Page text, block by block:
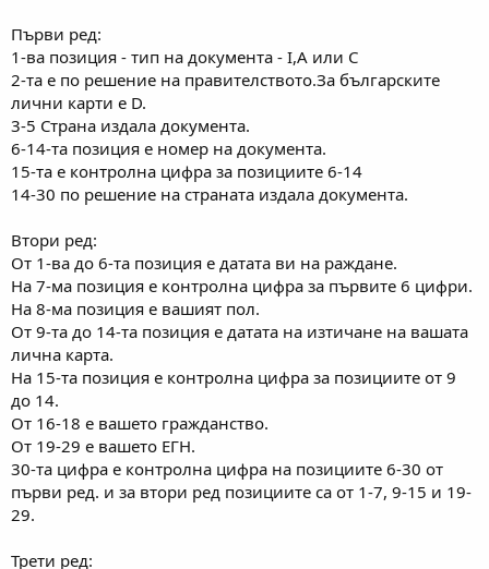
Първи ред:
1-ва позиция - тип на документа - I,A или C
2-та е по решение на правителството.За българските
лични карти е D.
3-5 Страна издала документа.
6-14-та позиция е номер на документа.
15-та е контролна цифра за позициите 6-14
14-30 по решение на страната издала документа.
Втори ред:
От 1-ва до 6-та позиция е датата ви на раждане.
На 7-ма позиция е контролна цифра за първите 6 цифри.
На 8-ма позиция е вашият пол.
От 9-та до 14-та позиция е датата на изтичане на вашата
лична карта.
На 15-та позиция е контролна цифра за позициите от 9
до 14.
От 16-18 е вашето гражданство.
От 19-29 е вашето ЕГН.
30-та цифра е контролна цифра на позициите 6-30 от
първи ред. и за втори ред позициите са от 1-7, 9-15 и 19-
29.
Трети ред: